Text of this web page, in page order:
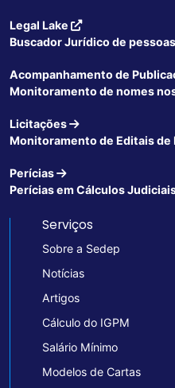
Legal Lake
Buscador Jurídico de
Acompanhamento de
Monitoramento de nomes
Licitações
Monitoramento de Editais de
Perícias
Perícias em Cálculos
Serviços
Sobre a Sedep
Notícias
Artigos
Cálculo do IGPM
Salário Mínimo
Modelos de Cartas